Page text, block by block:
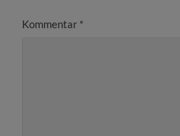
Kommentar *